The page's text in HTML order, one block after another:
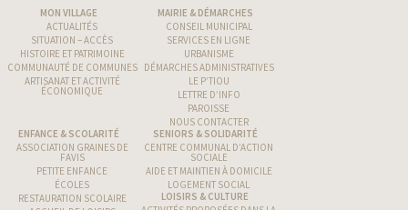
MON VILLAGE
ACTUALITÉS
SITUATION – ACCÈS
HISTOIRE ET PATRIMOINE
COMMUNAUTÉ DE COMMUNES
ARTISANAT ET ACTIVITÉ
ÉCONOMIQUE
MAIRIE & DÉMARCHES
CONSEIL MUNICIPAL
SERVICES EN LIGNE
URBANISME
DÉMARCHES ADMINISTRATIVES
LE P’TIOU
LETTRE D’INFO
PAROISSE
NOUS CONTACTER
ENFANCE & SCOLARITÉ
ASSOCIATION GRAINES DE
FAVIS
PETITE ENFANCE
ÉCOLES
RESTAURATION SCOLAIRE
SENIORS & SOLIDARITÉ
CENTRE COMMUNAL D’ACTION
SOCIALE
AIDE ET MAINTIEN À DOMICILE
LOGEMENT SOCIAL
LOISIRS & CULTURE